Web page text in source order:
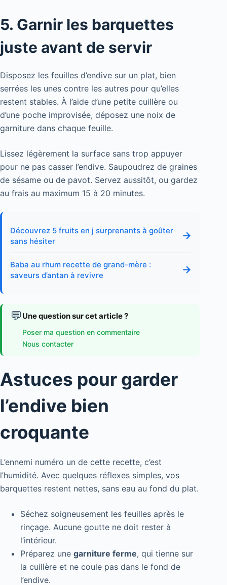
5. Garnir les barquettes
juste avant de servir
Disposez les feuilles d’endive sur un plat, bien
serrées les unes contre les autres pour qu’elles
restent stables. À l’aide d’une petite cuillère ou
d’une poche improvisée, déposez une noix de
garniture dans chaque feuille.
Lissez légèrement la surface sans trop appuyer
pour ne pas casser l’endive. Saupoudrez de graines
de sésame ou de pavot. Servez aussitôt, ou gardez
au frais au maximum 15 à 20 minutes.
Découvrez 5 fruits en j surprenants à goûter
sans hésiter
→
Baba au rhum recette de grand-mère :
saveurs d’antan à revivre
→
💬 Une question sur cet article ?
Poser ma question en commentaire
Nous contacter
Astuces pour garder
l’endive bien
croquante
L’ennemi numéro un de cette recette, c’est
l’humidité. Avec quelques réflexes simples, vos
barquettes restent nettes, sans eau au fond du plat.
Séchez soigneusement les feuilles après le
rinçage. Aucune goutte ne doit rester à
l’intérieur.
Préparez une garniture ferme, qui tienne sur
la cuillère et ne coule pas dans le fond de
l’endive.